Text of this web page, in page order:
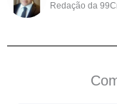
Redação da